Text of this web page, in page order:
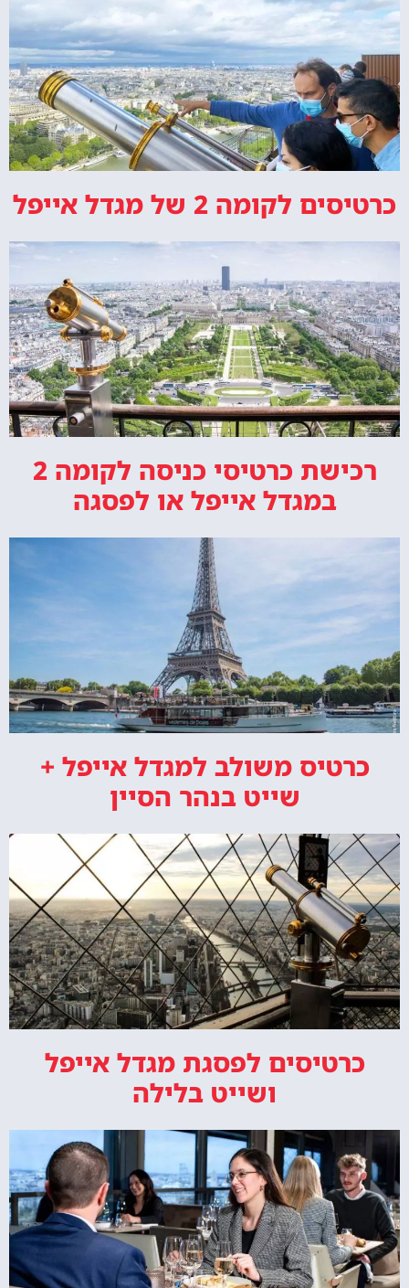
כרטיסים לקומה 2 של מגדל אייפל
רכישת כרטיסי כניסה לקומה 2
במגדל אייפל או לפסגה
כרטיס משולב למגדל אייפל +
שייט בנהר הסיין
כרטיסים לפסגת מגדל אייפל
ושייט בלילה